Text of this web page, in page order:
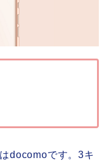
docomoです。3キ